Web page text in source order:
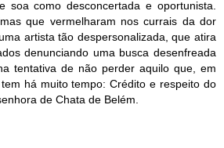
soa como desconcertada e oportunista.
que vermelharam nos currais da dor
artista tão despersonalizada, que atira
denunciando uma busca desenfreada
tentativa de não perder aquilo que, em
há muito tempo: Crédito e respeito do
de Chata de Belém.